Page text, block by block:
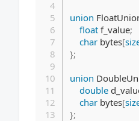
union
float f_value;
char bytes[
};
union
double
char bytes[
};